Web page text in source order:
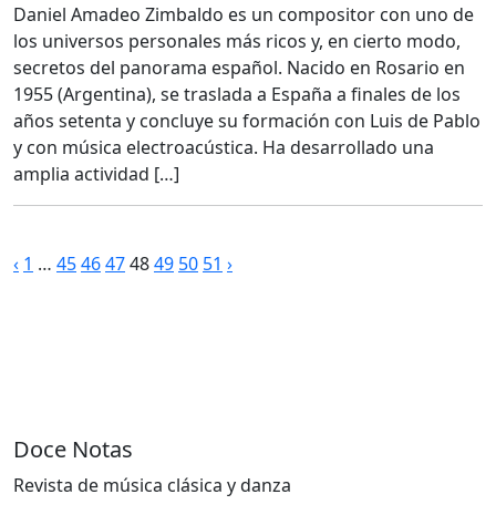
Daniel Amadeo Zimbaldo es un compositor con uno de
los universos personales más ricos y, en cierto modo,
secretos del panorama español. Nacido en Rosario en
1955 (Argentina), se traslada a España a finales de los
años setenta y concluye su formación con Luis de Pablo
y con música electroacústica. Ha desarrollado una
amplia actividad […]
Paginación
‹ 1 … 4546474849 50 51 ›
Doce Notas
Revista de música clásica y danza